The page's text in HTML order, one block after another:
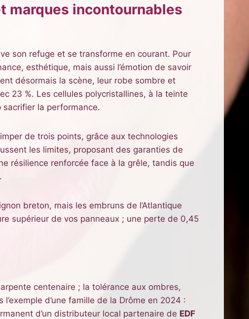
marques incontournables
son refuge et se transforme en courant. Pour
esthétique, mais aussi l’émotion de savoir
désormais la scène, leur robe sombre et
23 %. Les cellules polycristallines, à la teinte
la performance.
de trois points, grâce aux technologies
les limites, proposant des garanties de
résilience renforcée face à la grêle, tandis que
breton, mais les embruns de l’Atlantique
supérieur de vos panneaux ; une perte de 0,45
centenaire ; la tolérance aux ombres,
d’une famille de la Drôme en 2024 :
d’un distributeur local partenaire de EDF